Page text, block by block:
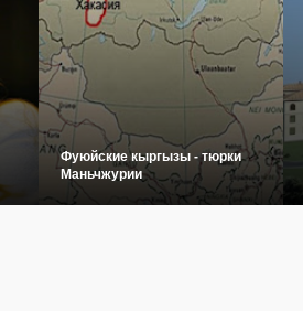
Фуюйские кыргызы - тюрки
Маньчжурии